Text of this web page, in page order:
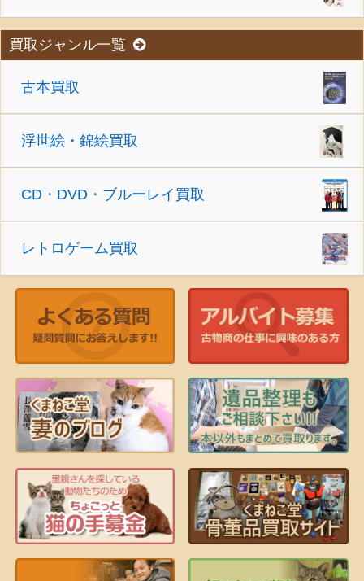
買取ジャンル一覧
古本買取
浮世絵・錦絵買取
CD・DVD・ブルーレイ買取
レトロゲーム買取